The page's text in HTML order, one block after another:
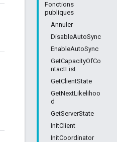
Fonctions
publiques
Annuler
DisableAutoSync
EnableAutoSync
GetCapacityOfCo
ntactList
GetClientState
GetNextLikelihoo
d
GetServerState
InitClient
InitCoordinator